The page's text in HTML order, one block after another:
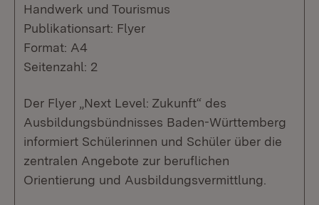
Handwerk und Tourismus
Publikationsart: Flyer
Format: A4
Seitenzahl: 2
Der Flyer „Next Level: Zukunft“ des
Ausbildungsbündnisses Baden-Württemberg
informiert Schülerinnen und Schüler über die
zentralen Angebote zur beruflichen
Orientierung und Ausbildungsvermittlung.